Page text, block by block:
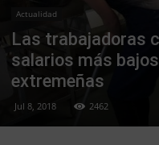
Actualidad
Las trabajadoras
salarios más
extremeñas
Jul 8, 2018 2462